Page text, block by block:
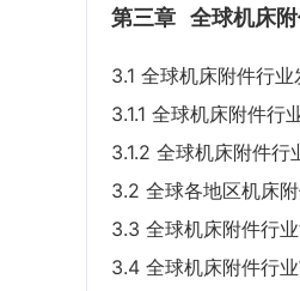
第三章 全球机床
3.1 全球机床附件行业
3.1.1 全球机床附件行
3.1.2 全球机床附件行
3.2 全球各地区机床
3.3 全球机床附件行
3.4 全球机床附件行